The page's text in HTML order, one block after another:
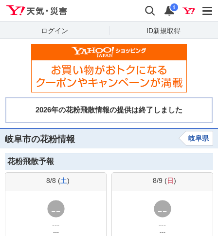
検索 通知
i
ログイン ID新規取得
岐阜市の花粉情報 岐阜県
花粉飛散予報
8/8 (土)
---
---
8/9 (日)
---
---